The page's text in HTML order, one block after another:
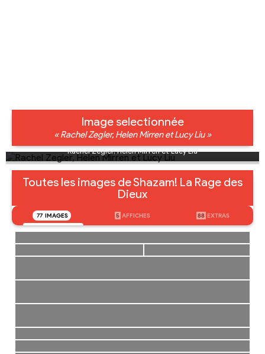
Image selectionnée
« Rachel Zegler, Helen Mirren et Lucy Liu »
Rachel Zegler, Helen Mirren et Lucy Liu
Toutes les images de Shazam! La Rage des
Dieux
77 IMAGES 5 AFFICHES 88 EXTRAS